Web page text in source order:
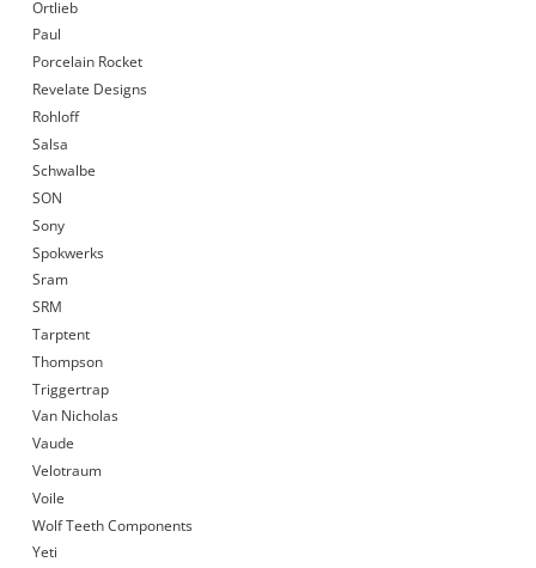
Ortlieb
Paul
Porcelain Rocket
Revelate Designs
Rohloff
Salsa
Schwalbe
SON
Sony
Spokwerks
Sram
SRM
Tarptent
Thompson
Triggertrap
Van Nicholas
Vaude
Velotraum
Voile
Wolf Teeth Components
Yeti